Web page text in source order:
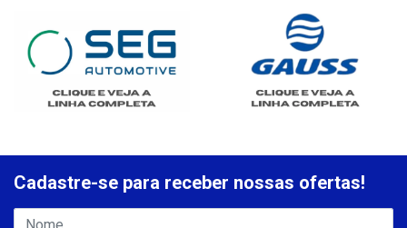
Cadastre-se para receber nossas ofertas!